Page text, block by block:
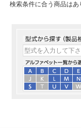
検索条件に合う商品はあ